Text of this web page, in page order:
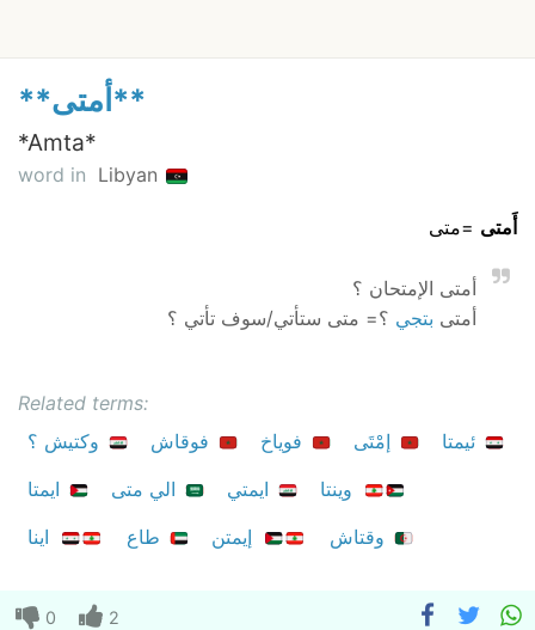
**أمتى**
*Amta*
word in Libyan
أَمتى =متى
أمتى الإمتحان ؟
أمتى بتجي ؟= متى ستأتي/سوف تأتي ؟
Related terms:
وكتيش ؟
فوقاش فوياخ إمْتَى
ئيمتا
ايمتا
الي متى ايمتي
وينتا
اينا
طاع إيمتن وقتاش
0
2